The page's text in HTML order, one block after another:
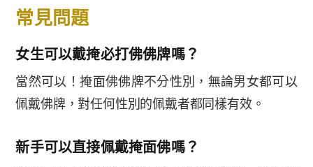
常見問題
女生可以戴掩必打佛佛牌嗎？
當然可以！掩面佛佛牌不分性別，無論男女都可以
佩戴佛牌，對任何性別的佩戴者都同樣有效。
新手可以直接佩戴掩面佛嗎？